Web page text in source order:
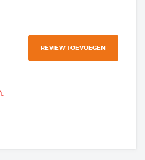
REVIEW TOEVOEGEN